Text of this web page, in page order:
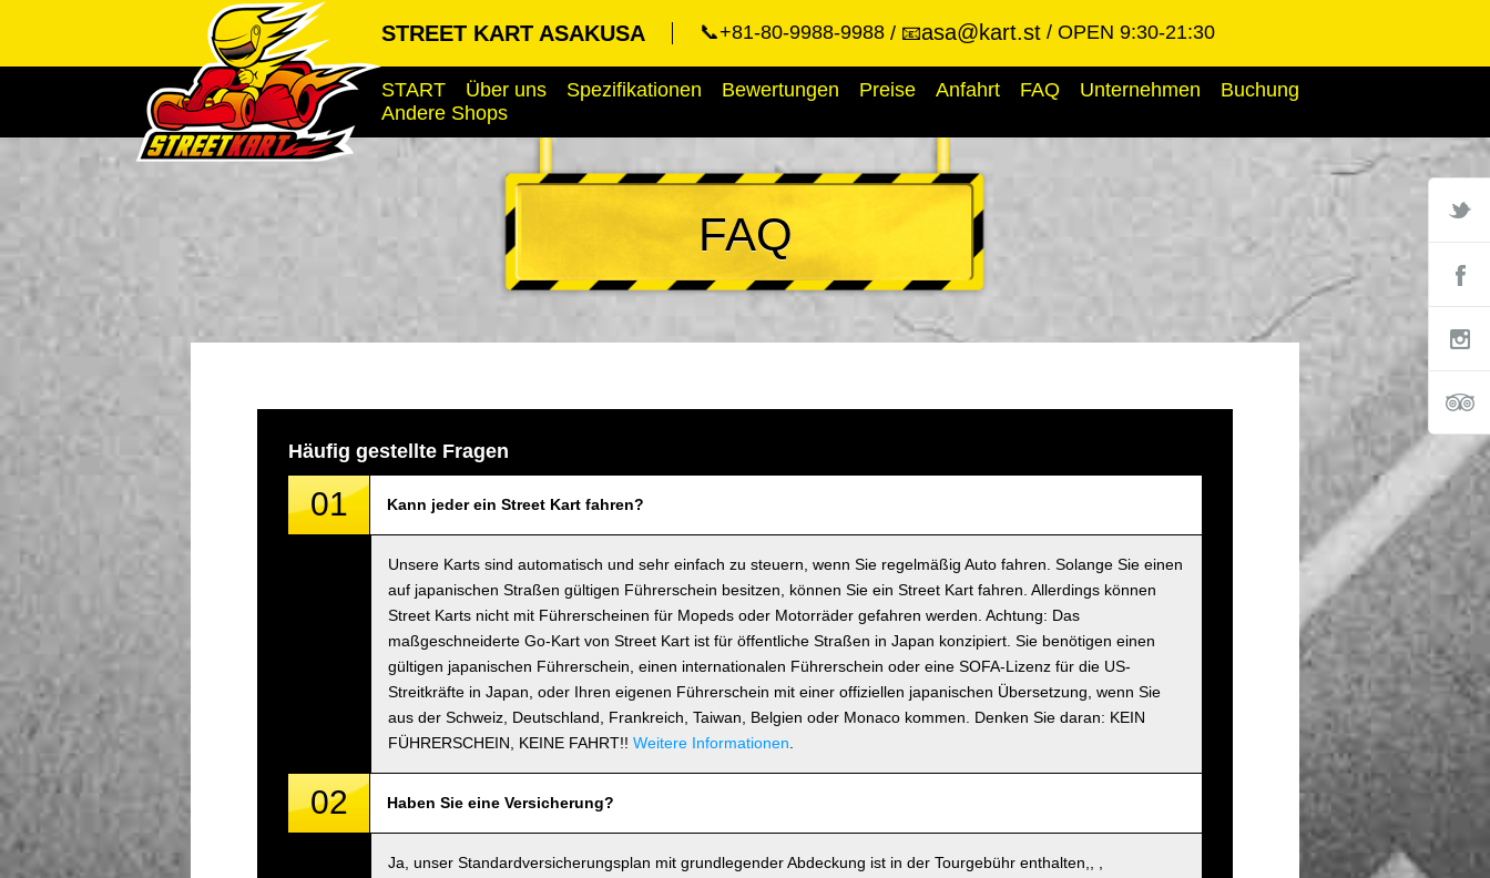
STREET KART ASAKUSA 📞+81-80-9988-9988 📧asa@kart.st OPEN 9:30-21:30
START Über uns Spezifikationen Bewertungen Preise Anfahrt FAQ Unternehmen
Buchung
Andere Shops
FAQ
Häufig gestellte Fragen
01 Kann jeder ein Street Kart fahren?
Unsere Karts sind automatisch und sehr einfach zu steuern, wenn Sie regelmäßig Auto fahren. Solange Sie einen
auf japanischen Straßen gültigen Führerschein besitzen, können Sie ein Street Kart fahren. Allerdings können
Street Karts nicht mit Führerscheinen für Mopeds oder Motorräder gefahren werden. Achtung: Das
maßgeschneiderte Go-Kart von Street Kart ist für öffentliche Straßen in Japan konzipiert. Sie benötigen einen
gültigen japanischen Führerschein, einen internationalen Führerschein oder eine SOFA-Lizenz für die US-
Streitkräfte in Japan, oder Ihren eigenen Führerschein mit einer offiziellen japanischen Übersetzung, wenn Sie
aus der Schweiz, Deutschland, Frankreich, Taiwan, Belgien oder Monaco kommen. Denken Sie daran: KEIN
FÜHRERSCHEIN, KEINE FAHRT!! Weitere Informationen
02 Haben Sie eine Versicherung?
Ja, unser Standardversicherungsplan mit grundlegender Abdeckung ist in der Tourgebühr enthalten,, ,